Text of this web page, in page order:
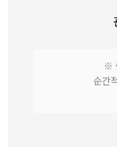
※
순간